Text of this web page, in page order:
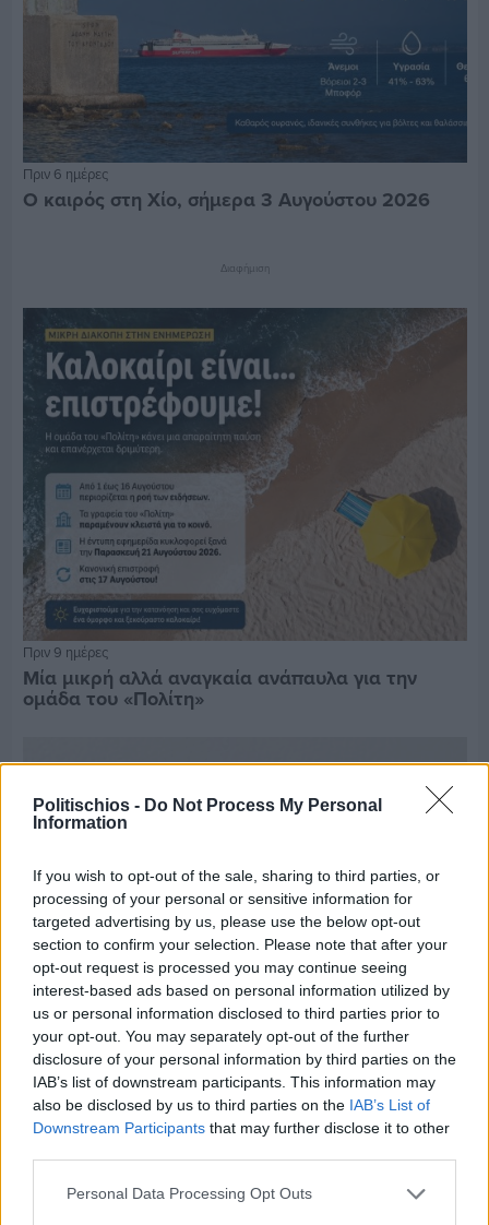
Politischios - Do Not Process My Personal
Information
If you wish to opt-out of the sale, sharing to third parties, or
processing of your personal or sensitive information for
targeted advertising by us, please use the below opt-out
section to confirm your selection. Please note that after your
opt-out request is processed you may continue seeing
interest-based ads based on personal information utilized by
us or personal information disclosed to third parties prior to
your opt-out. You may separately opt-out of the further
disclosure of your personal information by third parties on the
IAB’s list of downstream participants. This information may
also be disclosed by us to third parties on the IAB’s List of
Downstream Participants that may further disclose it to other
Personal Data Processing Opt Outs
Πριν 6 ημέρες
Ο καιρός στη Χίο, σήμερα 3 Αυγούστου 2026
Διαφήμιση
Πριν 9 ημέρες
Μία μικρή αλλά αναγκαία ανάπαυλα για την
ομάδα του «Πολίτη»
Πριν 9 ημέρες
Τρίτος στη σφαιροβολία στη διεθνή συνάντηση
Ελλάδας–Κύπρου Κ18 ο Δημήτρης Τέλλιος